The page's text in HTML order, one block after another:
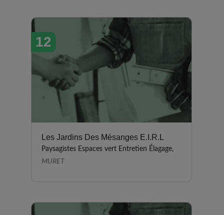
12
Les Jardins Des Mésanges E.I.R.L
Paysagistes Espaces vert Entretien Élagage,
MURET